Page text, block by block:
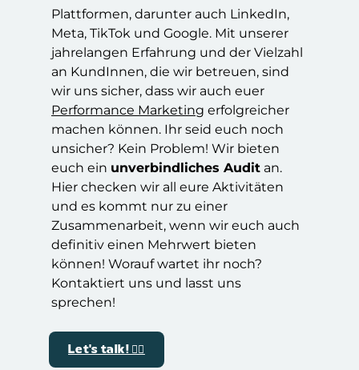
Plattformen, darunter auch LinkedIn,
Meta, TikTok und Google. Mit unserer
jahrelangen Erfahrung und der Vielzahl
an KundInnen, die wir betreuen, sind
wir uns sicher, dass wir auch euer
Performance Marketing erfolgreicher
machen können. Ihr seid euch noch
unsicher? Kein Problem! Wir bieten
euch ein unverbindliches Audit an.
Hier checken wir all eure Aktivitäten
und es kommt nur zu einer
Zusammenarbeit, wenn wir euch auch
definitiv einen Mehrwert bieten
können! Worauf wartet ihr noch?
Kontaktiert uns und lasst uns
sprechen!
Let's talk! ✌🏼